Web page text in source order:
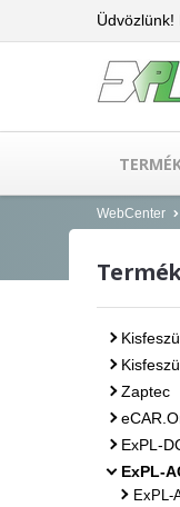
Üdvözlünk!
WebCenter
Zaptec
ExPL-
ExPL-
ExPL-